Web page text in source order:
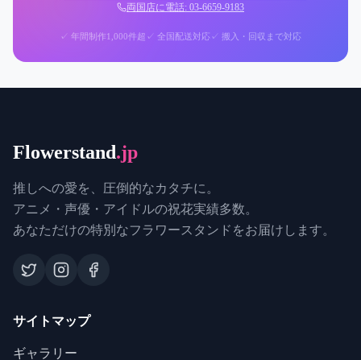
両国店に電話: 03-6659-9183
✓ 年間制作1,000件超 ✓ 全国配送対応 ✓ 搬入・回収まで対応
Flowerstand.jp
推しへの愛を、圧倒的なカタチに。
アニメ・声優・アイドルの祝花実績多数。
あなただけの特別なフラワースタンドをお届けします。
サイトマップ
ギャラリー